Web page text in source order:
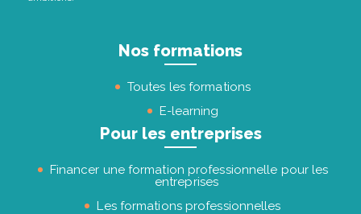
Nos formations
Toutes les formations
E-learning
Pour les entreprises
Financer une formation professionnelle pour les
entreprises
Les formations professionnelles